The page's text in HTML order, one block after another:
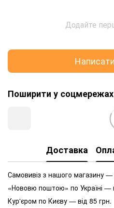
Додайте
Поширити у соцмережах
Доставка
Самовивіз з нашого магазину
«Нововю поштою» по Україні —
Кур'єром по Києву — від 85 грн.